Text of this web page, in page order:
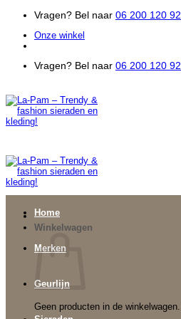
inhoud
Vragen? Bel naar 06 200 120 92
Onze winkel
Vragen? Bel naar 06 200 120 92
Winkelwagen
Geen producten in de winkelwagen.
Home
Merken
Geurlijn